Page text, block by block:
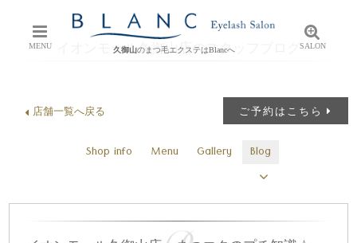
MENU 久御山のまつ毛エクステはBlancへ SALON
イオンモール久御山店のスタッフブログ
ご予約はこちら
店舗一覧へ戻る
Shop info Menu Gallery Blog